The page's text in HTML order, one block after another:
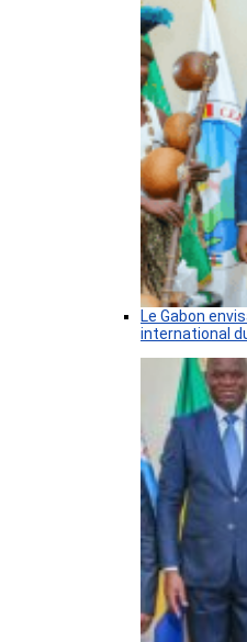
Le Gabon
international